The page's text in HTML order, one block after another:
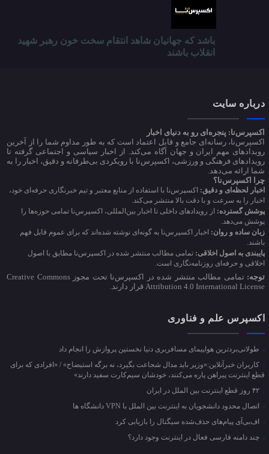
باشد که جهانیان شاهد انتقام سخت خون رهبر شهید
انقلاب باشند
درباره سایت
اکسپرس‌نا: پنجره‌ای رو به دنیای اخبار
اکسپرس‌نا، رسانه‌ای جامع و قابل اعتماد است که به طور مداوم شما را از آخرین
رویدادهای مهم ایران و جهان آگاه می‌کند. از اخبار سیاسی و اجتماعی گرفته تا
رویدادهای فرهنگی و ورزشی، اکسپرس‌نا با رویکردی بی‌طرفانه و دقیق، اخبار را به
شما ارائه می‌دهد.
چرا اکسپرس‌نا؟
اخبار لحظه‌ای و دقیق: اکسپرس‌نا با استفاده از منابع معتبر و تیم خبرنگاری حرفه‌ای خود،
اخبار را به سرعت و با دقت بالا منتشر می‌کند.
پوشش گسترده: از رویدادهای داخلی تا اخبار بین‌المللی، اکسپرس‌نا تمامی حوزه‌ها را
پوشش می‌دهد.
زبان ساده و روان: اخبار اکسپرس‌نا به گونه‌ای نوشته شده‌اند که برای عموم قابل فهم
باشند.
پایبندی به اصول اخلاقی: تمامی مطالب منتشر شده در اکسپرس‌نا مطابق با اصول
اخلاقی و حرفه‌ای روزنامه‌نگاری است.
توجه:
تمامی مطالب منتشر شده در اکسپرس‌نا تحت مجوز Creative Commons
Attribution 4.0 International License قرار دارند.
اکسپرس علم و فناوری
طولانی‌بردترین هواپیمای مسافربری دنیا نخستین پروازش را انجام داد
کاربران خبرآنلاین:«وزیر باید مدال شجاعت بگیرد، نه برگه استیضاح» / «افرادی که برای
قطع اینترنت پیراهن پاره می‌کنند، خودشان سیم‌کارت سفید دارند»
اتصال محدود دانشجویان به اینترنت بین الملل با VPN دانشگاه ها
اف‌بی‌آی پیام‌های حذف‌شده سیگنال را بازیابی کرد
چند دامنه فارسی فعال در اینترنت وجود دارد؟